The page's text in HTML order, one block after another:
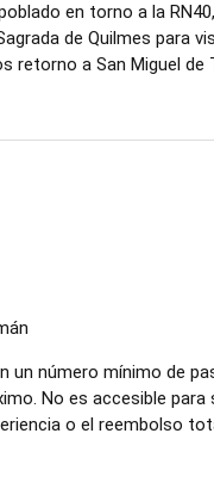
en torno a la
de Quilmes para
retorno a San Miguel de
un número mínimo de
No es accesible para
o el reembolso